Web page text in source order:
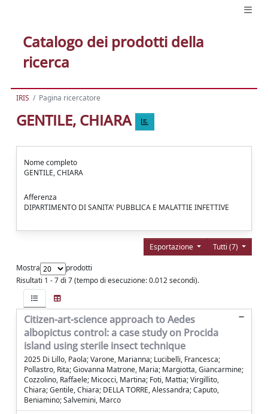
Catalogo dei prodotti della
ricerca
IRIS Pagina ricercatore
GENTILE, CHIARA
Nome completo
GENTILE, CHIARA
Afferenza
DIPARTIMENTO DI SANITA' PUBBLICA E MALATTIE INFETTIVE
Tutti (7)
Esportazione
Mostra
prodotti
Risultati 1 - 7 di 7 (tempo di esecuzione: 0.012 secondi).
Citizen-art-science approach to Aedes
albopictus control: a case study on Procida
island using sterile insect technique
2025 Di Lillo, Paola; Varone, Marianna; Lucibelli, Francesca;
Pollastro, Rita; Giovanna Matrone, Maria; Margiotta, Giancarmine;
Cozzolino, Raffaele; Micocci, Martina; Foti, Mattia; Virgillito,
Chiara; Gentile, Chiara; DELLA TORRE, Alessandra; Caputo,
Beniamino; Salvemini, Marco